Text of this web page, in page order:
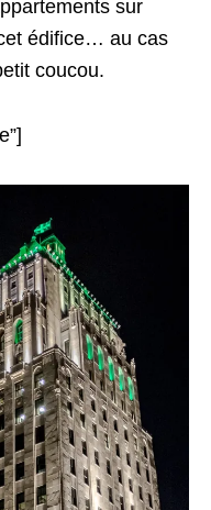
sur
édifice… au cas
coucou.